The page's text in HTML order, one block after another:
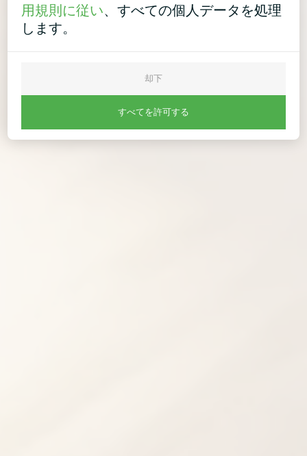
用規則に従い、すべての個人データを処理
します。
却下
すべてを許可する